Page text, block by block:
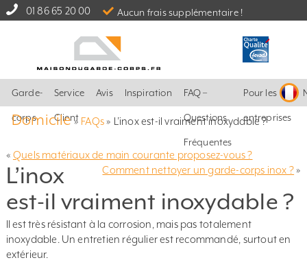
01 86 65 20 00 Aucun frais supplémentaire !
Garde-
corps
Service
Client
Avis Inspiration FAQ –
Questions
Fréquentes
Pour les
entreprises
Domicile» FAQs» L’inox est-il vraiment inoxydable ?
« Quels matériaux de main courante proposez-vous ?
Comment nettoyer un garde-corps inox ?»
L’inox
est-il vraiment inoxydable ?
Il est très résistant à la corrosion, mais pas totalement
inoxydable. Un entretien régulier est recommandé, surtout en
extérieur.